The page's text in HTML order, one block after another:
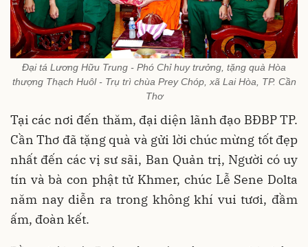
Đại tá Lương Hữu Trung - Phó Chỉ huy trưởng, tặng quà Hòa
thượng Thạch Huôl - Trụ trì chùa Prey Chóp, xã Lai Hòa, TP. Cần
Thơ
Tại các nơi đến thăm, đại diện lãnh đạo BĐBP TP.
Cần Thơ đã tặng quà và gửi lời chúc mừng tốt đẹp
nhất đến các vị sư sãi, Ban Quản trị, Người có uy
tín và bà con phật tử Khmer, chúc Lễ Sene Dolta
năm nay diễn ra trong không khí vui tươi, đầm
ấm, đoàn kết.